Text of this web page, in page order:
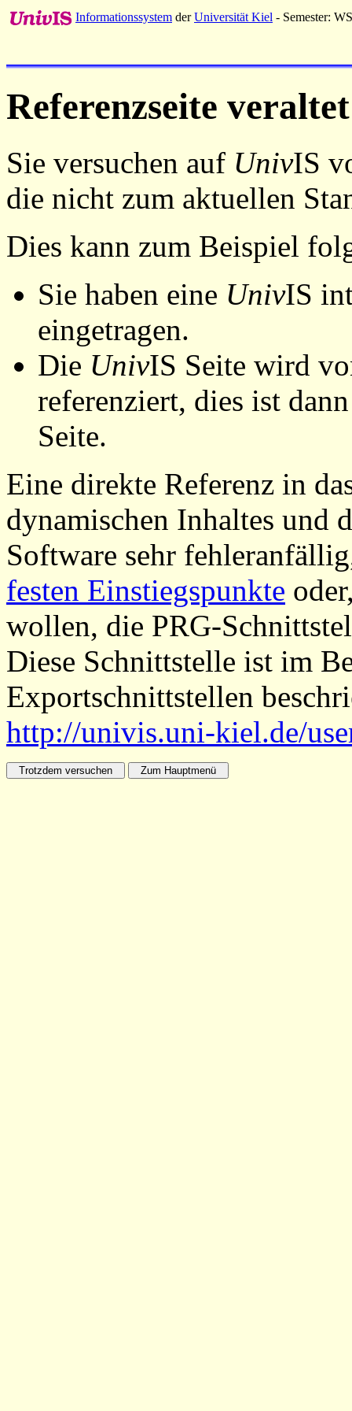
Informationssystem derUniversität Kiel - Semester:
Referenzseite veraltet
Sie versuchen auf UnivIS
die nicht zum aktuellen
Dies kann zum Beispiel
Sie haben eine UnivIS
eingetragen.
Die UnivIS Seite wird
referenziert, dies ist
Seite.
Eine direkte Referenz in
dynamischen Inhaltes und
Software sehr
festen Einstiegspunkte
wollen, die PRG-
Diese Schnittstelle ist im
Exportschnittstellen
http://univis.uni-kiel.de/